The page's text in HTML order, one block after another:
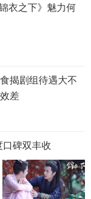
达29.9亿次。“一
热议，大家激动表
衣之下》魅力何
揭剧组待遇大不
差
碑双丰收